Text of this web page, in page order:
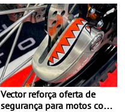
verão
Vector reforça oferta de
segurança para motos com